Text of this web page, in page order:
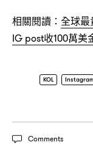
相關閱讀： 全球最
IG post收100萬美
KOL
Comments